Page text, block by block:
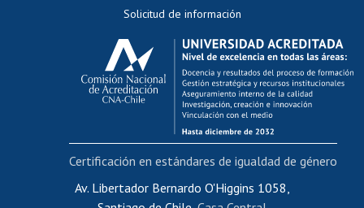
Evaluación docente
Calificación académica
Postulación al AUCAI
Funcionarias/os
Cursos internos de capacitación
Bienestar del personal
Portal de movilidad interna
Certificado de renta
Solicitud de información
Av. Libertador Bernardo O'Higgins 1058,
Certificación en estándares de igualdad de género